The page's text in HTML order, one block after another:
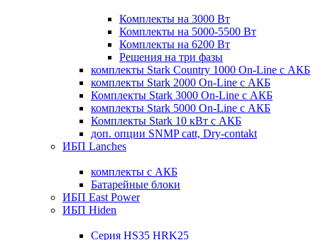
Комплекты на 3000 Вт
Комплекты на 5000-5500 Вт
Комплекты на 6200 Вт
Решения на три фазы
комплекты Stark Country 1000 On-Line с АКБ
комплекты Stark 2000 On-Line с АКБ
Комплекты Stark 3000 On-Line с АКБ
комплекты Stark 5000 On-Line с АКБ
Комплекты Stark 10 кВт с АКБ
доп. опции SNMP catt, Dry-contakt
ИБП Lanches
комплекты с АКБ
Батарейные блоки
ИБП East Power
ИБП Hiden
Серия HS35 HRK25